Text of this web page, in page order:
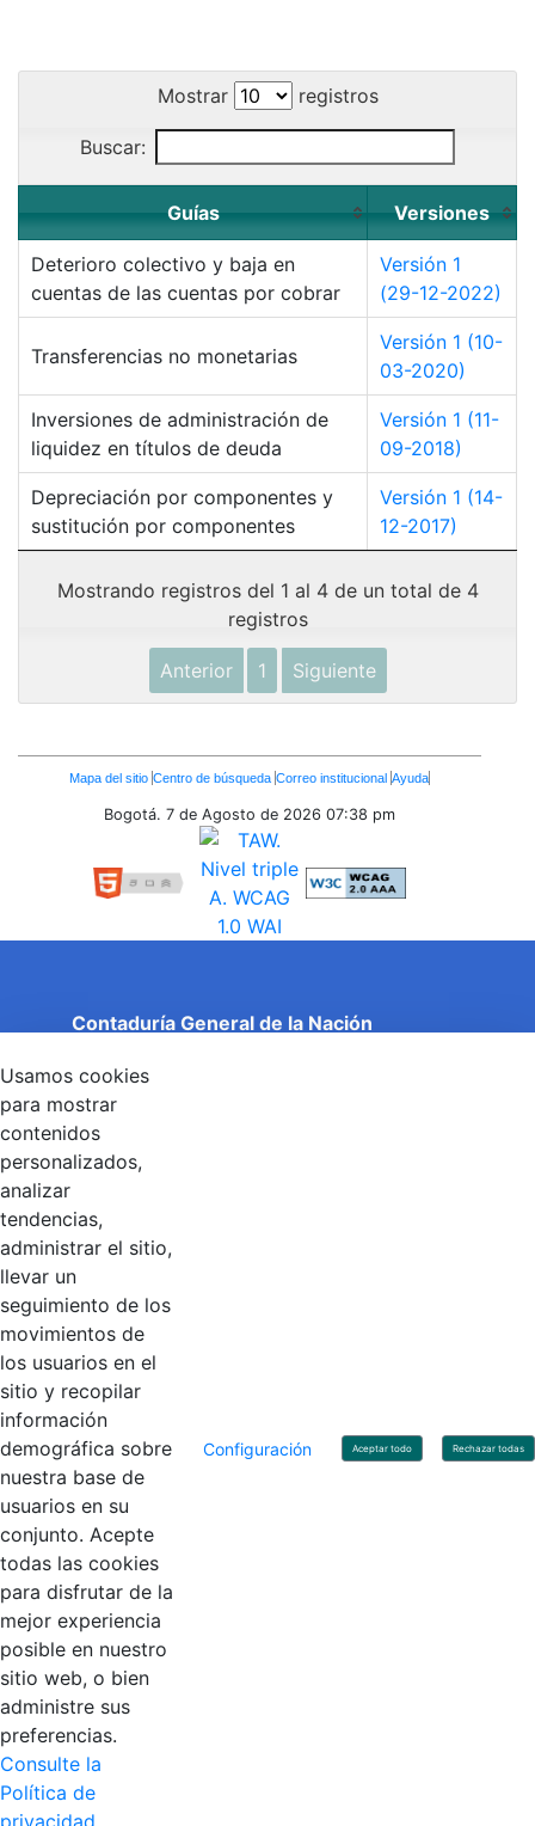
Mostrar registros
Buscar:
Guías Versiones
Deterioro colectivo y baja en
cuentas de las cuentas por cobrar
Versión 1
(29-12-2022)
Transferencias no monetarias
Versión 1 (10-
03-2020)
Inversiones de administración de
liquidez en títulos de deuda
Versión 1 (11-
09-2018)
Depreciación por componentes y
sustitución por componentes
Versión 1 (14-
12-2017)
Mostrando registros del 1 al 4 de un total de 4
registros
Anterior 1 Siguiente
Enlaces
Inferiores
Mapa del sitio Centro de búsqueda Correo institucional Ayuda
Bogotá. 7 de Agosto de 2026 07:38 pm
Contaduría General de la Nación
Entidad adscrita al Ministerio de Hacienda y Crédito
Público
Torre 1 (Aire) - Piso 15, Bogotá D.C., Colombia
Código Postal: 111071
Linkedin
Contacto
Línea de servicio al ciudadano: +57(601) 492 64 00
Correo Institucional:
Correo de notificaciones judiciales:
notificacionjudicial@contaduria.gov.co
Correo de Asuntos disciplinarios:
asuntosdisciplinarios@contaduria.gov.co
Línea Anticorrupción: +57(601) 492 64 00 Ext. 4
Política de privacidad y protección de datos personales
Política de derechos de autor
Términos y condiciones de uso
© Copyright 2026 - Todos los derechos reservados
Gobierno de Colombia
Usamos cookies
para mostrar
contenidos
personalizados,
analizar
tendencias,
administrar el sitio,
llevar un
seguimiento de los
movimientos de
los usuarios en el
sitio y recopilar
información
demográfica sobre
nuestra base de
usuarios en su
conjunto. Acepte
todas las cookies
para disfrutar de la
mejor experiencia
posible en nuestro
sitio web, o bien
administre sus
preferencias.
Consulte la
Política de
privacidad
Configuración Aceptar todo Rechazar todas